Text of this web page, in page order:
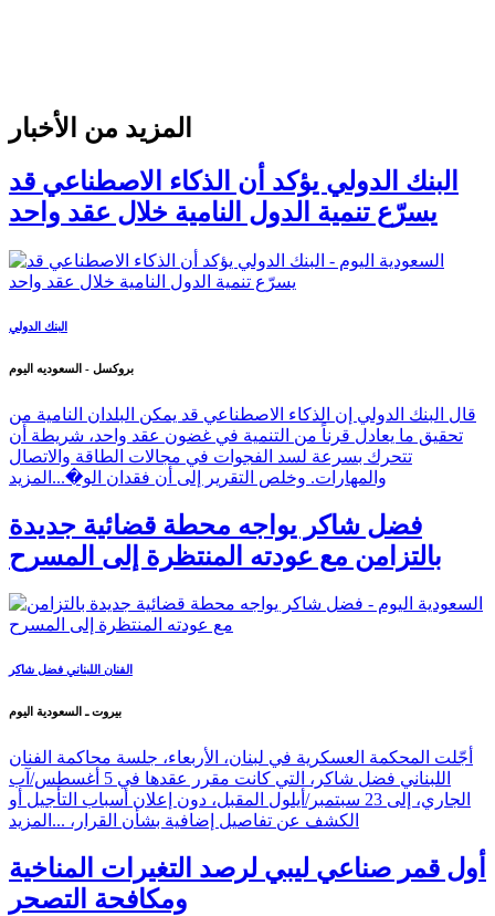
المزيد من الأخبار
البنك الدولي يؤكد أن الذكاء الاصطناعي قد
يسرّع تنمية الدول النامية خلال عقد واحد
البنك الدولي
بروكسل - السعوديه اليوم
قال البنك الدولي إن الذكاء الاصطناعي قد يمكن البلدان النامية من
تحقيق ما يعادل قرناً من التنمية في غضون عقد واحد، شريطة أن
تتحرك بسرعة لسد الفجوات في مجالات الطاقة والاتصال
والمهارات. وخلص التقرير إلى أن فقدان الو�... المزيد
فضل شاكر يواجه محطة قضائية جديدة
بالتزامن مع عودته المنتظرة إلى المسرح
الفنان اللبناني فضل شاكر
بيروت ـ السعودية اليوم
أجّلت المحكمة العسكرية في لبنان، الأربعاء، جلسة محاكمة الفنان
اللبناني فضل شاكر، التي كانت مقرر عقدها في 5 أغسطس/آب
الجاري، إلى 23 سبتمبر/أيلول المقبل، دون إعلان أسباب التأجيل أو
الكشف عن تفاصيل إضافية بشأن القرار، ... المزيد
أول قمر صناعي ليبي لرصد التغيرات المناخية
ومكافحة التصحر